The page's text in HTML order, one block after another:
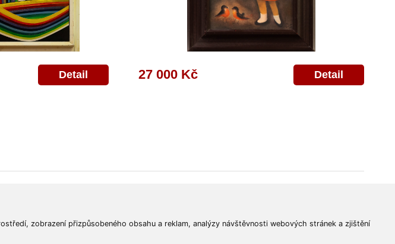
zobrazení přizpůsobeného obsahu a reklam, analýzy návštěvnosti webových stránek a zjištění
Detail 27 000 Kč Detail